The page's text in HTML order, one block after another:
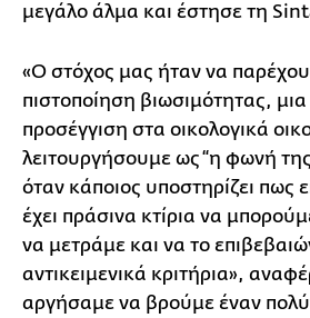
μεγάλο άλμα και έστησε τη
«Ο στόχος μας ήταν να
πιστοποίηση βιωσιμότητας,
προσέγγιση στα οικολογικά
λειτουργήσουμε ως “η φωνή
όταν κάποιος υποστηρίζει πως
έχει πράσινα κτίρια να
να μετράμε και να το
αντικειμενικά κριτήρια»,
αργήσαμε να βρούμε έναν